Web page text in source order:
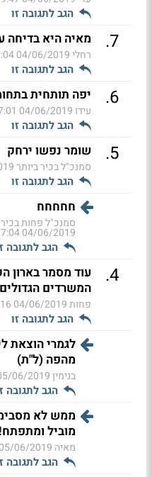
הגב לתגובה זו
7
. מאיה היא בדיחה
רחלי04/06/2019 17:04
הגב לתגובה זו
6
. יפה תותחית
עידו04/06/2019 17:01
הגב לתגובה זו
5
. שומר נפשו ירחק
סמנכ"ל בכיר ביותר
הגב לתגובה זו
חחחחח
סמנכ"ל פחות בכיר
04/06/2019 17:04
הגב לתגובה
4
.
עוד מסמר בארון
המשרדים הגדולים
פחות04/06/2019 15:16
הגב לתגובה זו
לגמרי הוצאת
מהפה (ל"ת)
בנימין06/2019 10:27
הגב לתגובה
ממש לא
מוביל
מאיה 05/06/2019 09:22
הגב לתגובה